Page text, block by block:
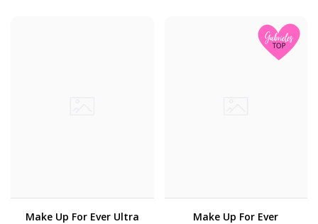
Make Up For Ever Ultra
Make Up For Ever